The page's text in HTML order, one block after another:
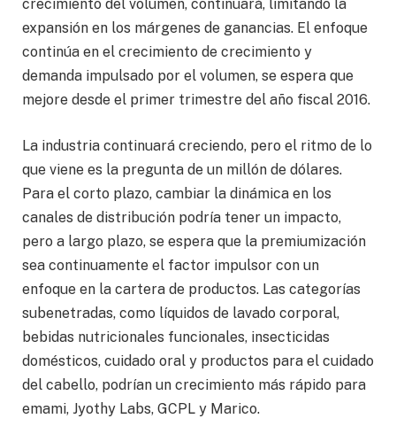
crecimiento del volumen, continuará, limitando la
expansión en los márgenes de ganancias. El enfoque
continúa en el crecimiento de crecimiento y
demanda impulsado por el volumen, se espera que
mejore desde el primer trimestre del año fiscal 2016.
La industria continuará creciendo, pero el ritmo de lo
que viene es la pregunta de un millón de dólares.
Para el corto plazo, cambiar la dinámica en los
canales de distribución podría tener un impacto,
pero a largo plazo, se espera que la premiumización
sea continuamente el factor impulsor con un
enfoque en la cartera de productos. Las categorías
subenetradas, como líquidos de lavado corporal,
bebidas nutricionales funcionales, insecticidas
domésticos, cuidado oral y productos para el cuidado
del cabello, podrían un crecimiento más rápido para
emami, Jyothy Labs, GCPL y Marico.